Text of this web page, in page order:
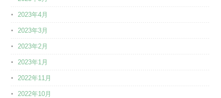
2023年4月
2023年3月
2023年2月
2023年1月
2022年11月
2022年10月